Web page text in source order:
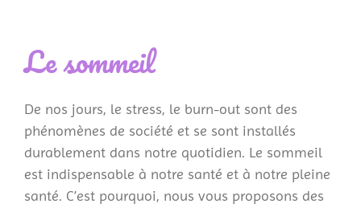
Le sommeil
De nos jours, le stress, le burn-out sont des
phénomènes de société et se sont installés
durablement dans notre quotidien. Le sommeil
est indispensable à notre santé et à notre pleine
santé. C’est pourquoi, nous vous proposons des